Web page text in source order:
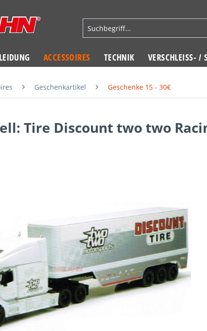
ACCESSOIRES TECHNIK VERSCHLEISS- /
Geschenkartikel Geschenke 15 - 30€
Tire Discount two two